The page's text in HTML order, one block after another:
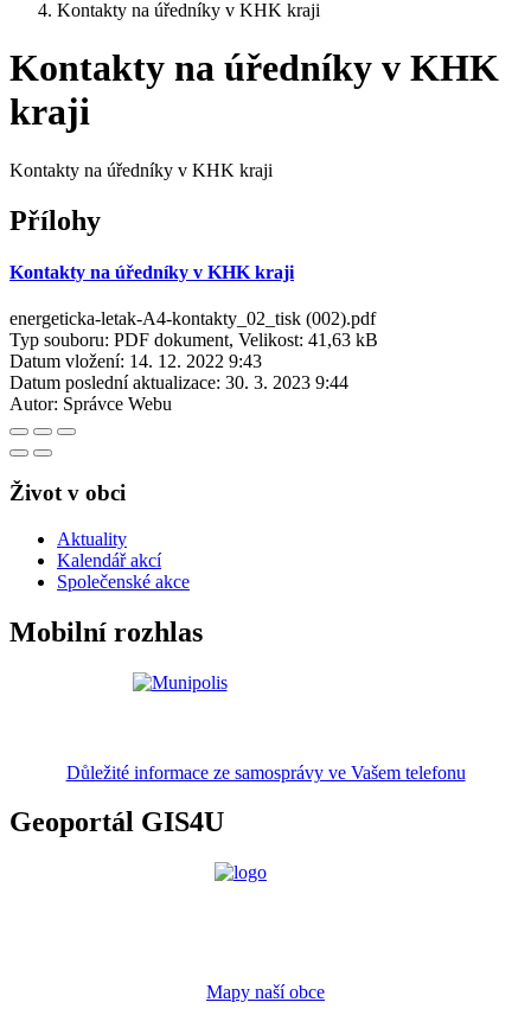
Kontakty na úředníky v KHK kraji
Kontakty na úředníky v KHK
kraji
Kontakty na úředníky v KHK kraji
Přílohy
Kontakty na úředníky v KHK kraji
energeticka-letak-A4-kontakty_02_tisk (002).pdf
Typ souboru: PDF dokument, Velikost: 41,63 kB
Datum vložení: 14. 12. 2022 9:43
Datum poslední aktualizace: 30. 3. 2023 9:44
Autor: Správce Webu
Život v obci
Aktuality
Kalendář akcí
Společenské akce
Mobilní rozhlas
Důležité informace ze samosprávy ve Vašem telefonu
Geoportál GIS4U
Mapy naší obce